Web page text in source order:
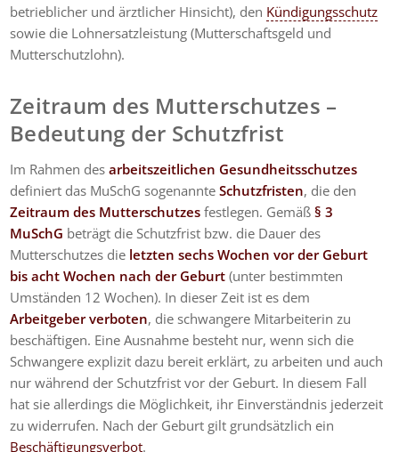
betrieblicher und ärztlicher Hinsicht), den Kündigungsschutz
sowie die Lohnersatzleistung (Mutterschaftsgeld und
Mutterschutzlohn).
Zeitraum des Mutterschutzes –
Bedeutung der Schutzfrist
Im Rahmen desarbeitszeitlichen Gesundheitsschutzes
definiert das MuSchG sogenannteSchutzfristen, die den
Zeitraum des Mutterschutzes festlegen. Gemäß§ 3
MuSchG beträgt die Schutzfrist bzw. die Dauer des
Mutterschutzes die letzten sechs Wochen vor der Geburt
bis acht Wochen nach der Geburt (unter bestimmten
Umständen 12 Wochen). In dieser Zeit ist es dem
Arbeitgeber verboten, die schwangere Mitarbeiterin zu
beschäftigen. Eine Ausnahme besteht nur, wenn sich die
Schwangere explizit dazu bereit erklärt, zu arbeiten und auch
nur während der Schutzfrist vor der Geburt. In diesem Fall
hat sie allerdings die Möglichkeit, ihr Einverständnis jederzeit
zu widerrufen. Nach der Geburt gilt grundsätzlich ein
Beschäftigungsverbot.